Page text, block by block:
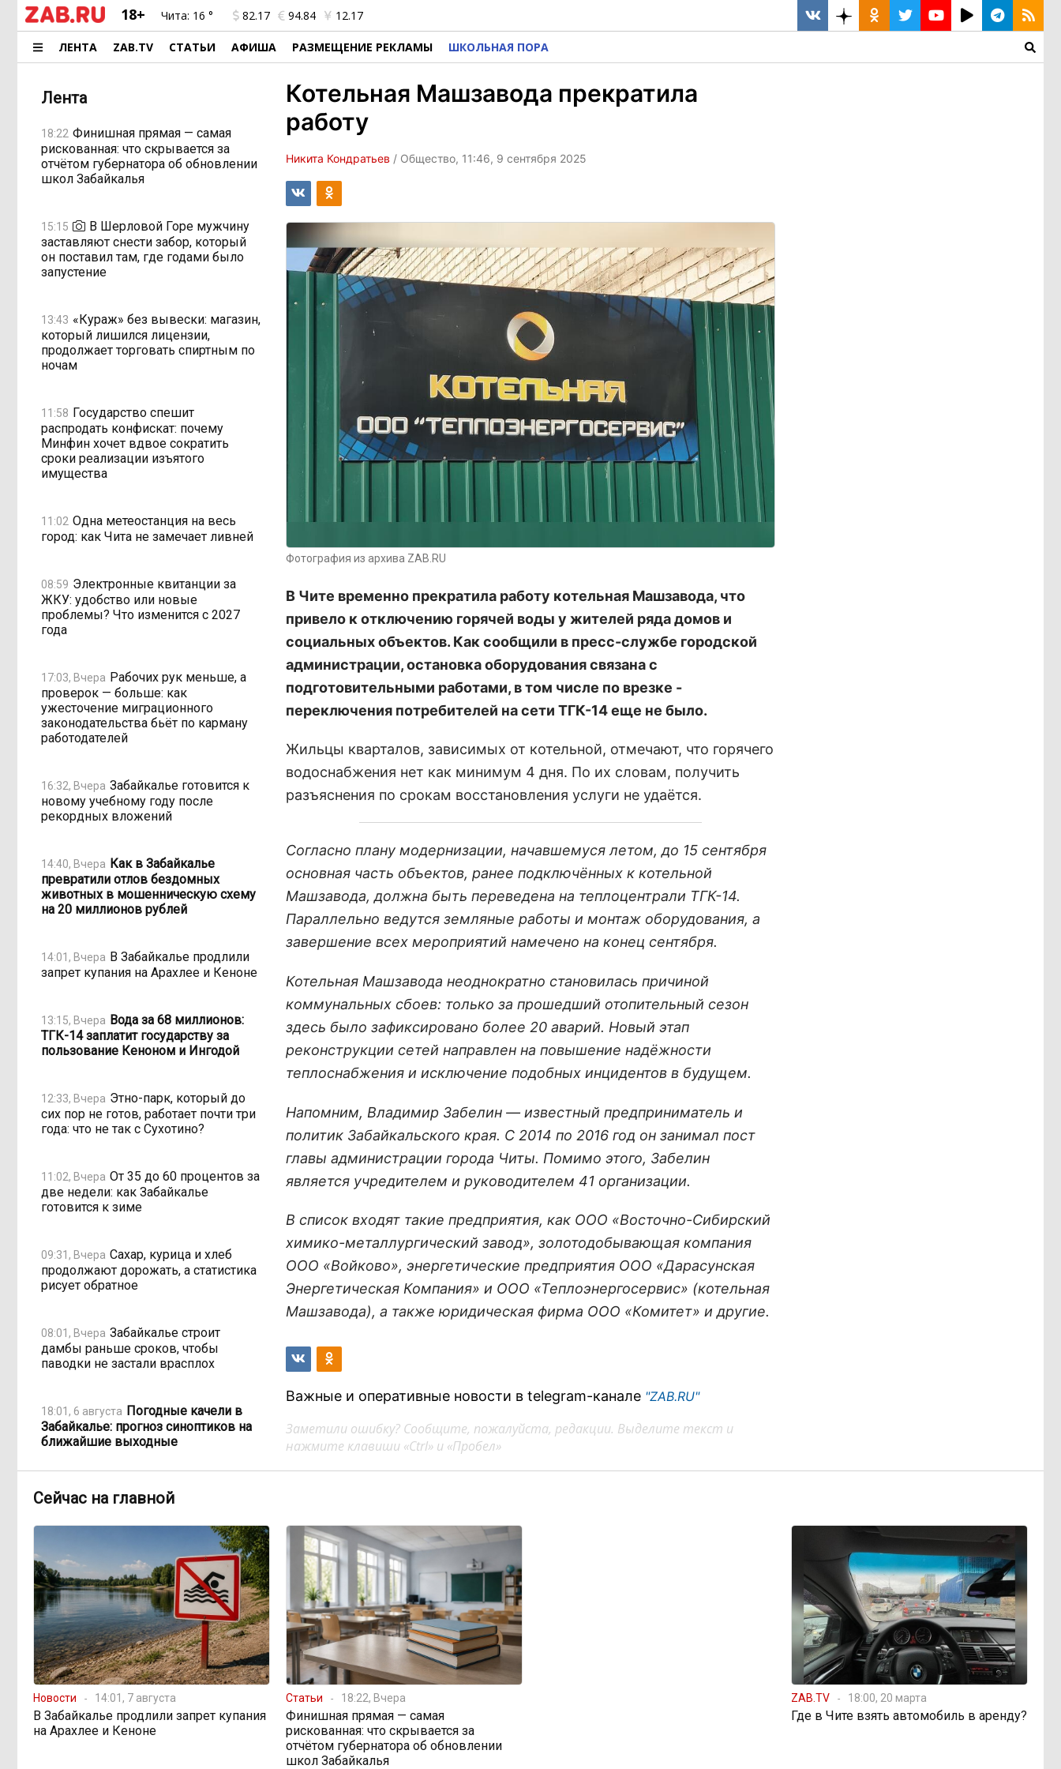
18+ Чита: 16 ° 82.17 94.84 12.17
ЛЕНТА ZAB.TV СТАТЬИ АФИША РАЗМЕЩЕНИЕ РЕКЛАМЫ ШКОЛЬНАЯ ПОРА
Лента
18:22 Финишная прямая — самая
рискованная: что скрывается за
отчётом губернатора об обновлении
школ Забайкалья
15:15
В Шерловой Горе мужчину
заставляют снести забор, который
он поставил там, где годами было
запустение
13:43 «Кураж» без вывески: магазин,
который лишился лицензии,
продолжает торговать спиртным по
ночам
11:58 Государство спешит
распродать конфискат: почему
Минфин хочет вдвое сократить
сроки реализации изъятого
имущества
11:02 Одна метеостанция на весь
город: как Чита не замечает ливней
08:59 Электронные квитанции за
ЖКУ: удобство или новые
проблемы? Что изменится с 2027
года
17:03, Вчера Рабочих рук меньше, а
проверок — больше: как
ужесточение миграционного
законодательства бьёт по карману
работодателей
16:32, Вчера Забайкалье готовится к
новому учебному году после
рекордных вложений
14:40, Вчера Как в Забайкалье
превратили отлов бездомных
животных в мошенническую схему
на 20 миллионов рублей
14:01, Вчера В Забайкалье продлили
запрет купания на Арахлее и Кеноне
13:15, Вчера Вода за 68 миллионов:
ТГК-14 заплатит государству за
пользование Кеноном и Ингодой
12:33, Вчера Этно-парк, который до
сих пор не готов, работает почти три
года: что не так с Сухотино?
11:02, Вчера От 35 до 60 процентов за
две недели: как Забайкалье
готовится к зиме
09:31, Вчера Сахар, курица и хлеб
продолжают дорожать, а статистика
рисует обратное
08:01, Вчера Забайкалье строит
дамбы раньше сроков, чтобы
паводки не застали врасплох
18:01, 6 августа Погодные качели в
Забайкалье: прогноз синоптиков на
ближайшие выходные
16:58, 6 августа
Консультанты
возглавили рейтинг самых
15:02, 6 августа
«Ждать некогда»:
жители подтопленного Угдана
просят технику, пока чиновники
разводят руками
13:44, 6 августа Правительство РФ
легализует топливо стандарта
«Евро-2»
Котельная Машзавода прекратила
работу
Никита Кондратьев / Общество, 11:46, 9 сентября 2025
Фотография из архива ZAB.RU
В Чите временно прекратила работу котельная Машзавода, что
привело к отключению горячей воды у жителей ряда домов и
социальных объектов. Как сообщили в пресс-службе городской
администрации, остановка оборудования связана с
подготовительными работами, в том числе по врезке -
переключения потребителей на сети ТГК-14 еще не было.
Жильцы кварталов, зависимых от котельной, отмечают, что горячего
водоснабжения нет как минимум 4 дня. По их словам, получить
разъяснения по срокам восстановления услуги не удаётся.
Согласно плану модернизации, начавшемуся летом, до 15 сентября
основная часть объектов, ранее подключённых к котельной
Машзавода, должна быть переведена на теплоцентрали ТГК-14.
Параллельно ведутся земляные работы и монтаж оборудования, а
завершение всех мероприятий намечено на конец сентября.
Котельная Машзавода неоднократно становилась причиной
коммунальных сбоев: только за прошедший отопительный сезон
здесь было зафиксировано более 20 аварий. Новый этап
реконструкции сетей направлен на повышение надёжности
теплоснабжения и исключение подобных инцидентов в будущем.
Напомним, Владимир Забелин — известный предприниматель и
политик Забайкальского края. С 2014 по 2016 год он занимал пост
главы администрации города Читы. Помимо этого, Забелин
является учредителем и руководителем 41 организации.
В список входят такие предприятия, как ООО «Восточно-Сибирский
химико-металлургический завод», золотодобывающая компания
ООО «Войково», энергетические предприятия ООО «Дарасунская
Энергетическая Компания» и ООО «Теплоэнергосервис» (котельная
Машзавода), а также юридическая фирма ООО «Комитет» и другие.
Важные и оперативные новости в telegram-канале "ZAB.RU"
Заметили ошибку? Сообщите, пожалуйста, редакции. Выделите текст и
нажмите клавиши «Ctrl» и «Пробел»
Сейчас на главной
Новости 14:01, 7 августа
В Забайкалье продлили запрет купания
на Арахлее и Кеноне
Статьи 18:22, Вчера
Финишная прямая — самая
рискованная: что скрывается за
отчётом губернатора об обновлении
школ Забайкалья
ZAB.TV 18:00, 20 марта
Где в Чите взять автомобиль в аренду?